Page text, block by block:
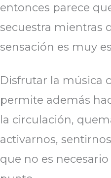
entonces parece
secuestra mientras
sensación es muy
Disfrutar la música
permite además
la circulación,
activarnos,
que no es